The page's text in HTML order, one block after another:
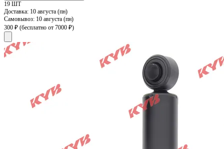
19 ШТ
Доставка: 10 августа (пн)
Самовывоз: 10 августа (пн)
300 ₽ (бесплатно от 7000 ₽)